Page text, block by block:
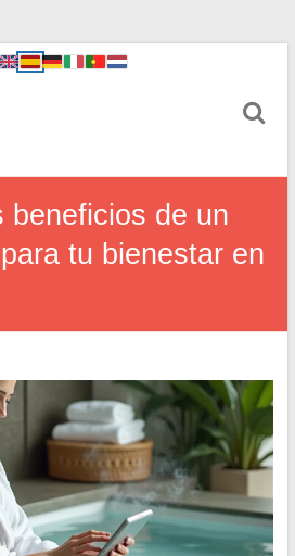
beneficios de un
tu bienestar en